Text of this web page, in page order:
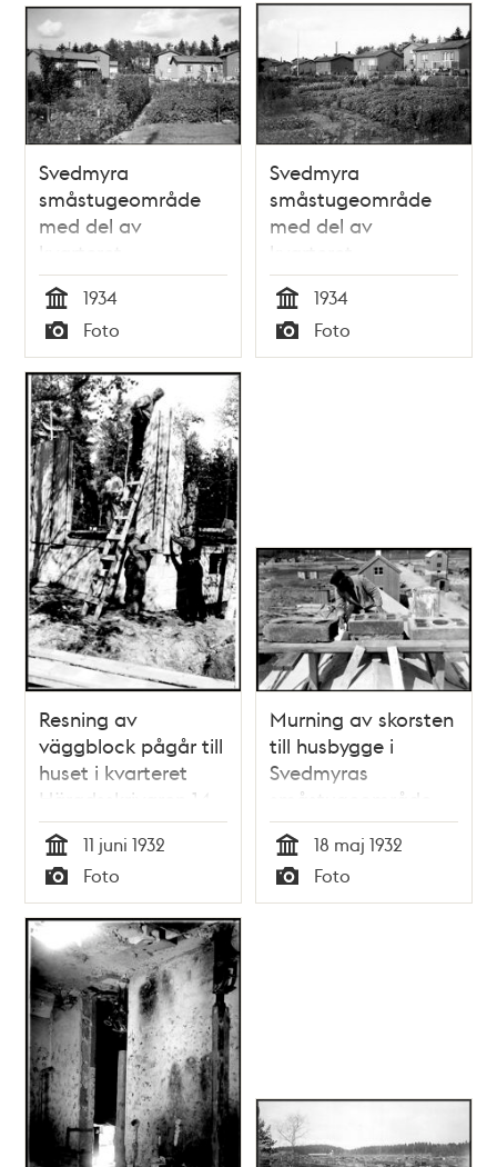
Svedmyra
småstugeområde
med del av
kvarteret
Dombrevet
Tid
1934
Typ
Foto
Svedmyra
småstugeområde
med del av
kvarteret
Dombrevet
Tid
1934
Typ
Foto
Resning av
väggblock pågår till
huset i kvarteret
Häradsskrivaren 14
vid Ornögatan i
Svedmyras
småstugeområde
Tid
11 juni 1932
Typ
Foto
Murning av skorsten
till husbygge i
Svedmyras
småstugeområde
Tid
18 maj 1932
Typ
Foto